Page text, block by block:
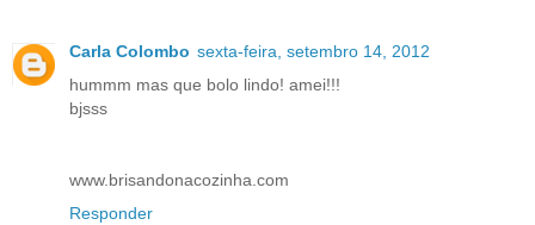
Carla Colombo sexta-feira, setembro 14, 2012
hummm mas que bolo lindo! amei!!!
bjsss
www.brisandonacozinha.com
Responder